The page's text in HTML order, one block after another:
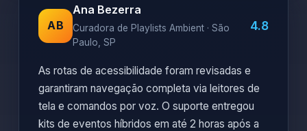
AB
Ana Bezerra
Curadora de Playlists Ambient · São
Paulo, SP
4.8
As rotas de acessibilidade foram revisadas e
garantiram navegação completa via leitores de
tela e comandos por voz. O suporte entregou
kits de eventos híbridos em até 2 horas após a